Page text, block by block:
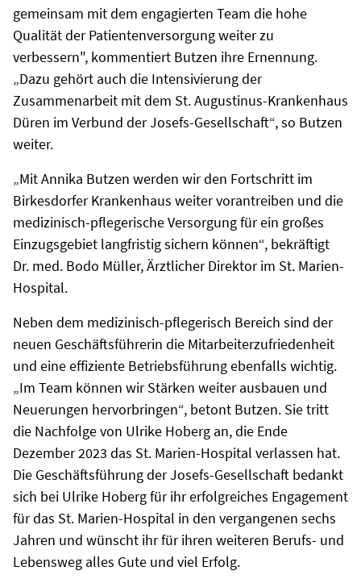
gemeinsam mit dem engagierten Team die hohe
Qualität der Patientenversorgung weiter zu
verbessern", kommentiert Butzen ihre Ernennung.
„Dazu gehört auch die Intensivierung der
Zusammenarbeit mit dem St. Augustinus-Krankenhaus
Düren im Verbund der Josefs-Gesellschaft“, so Butzen
weiter.
„Mit Annika Butzen werden wir den Fortschritt im
Birkesdorfer Krankenhaus weiter vorantreiben und die
medizinisch-pflegerische Versorgung für ein großes
Einzugsgebiet langfristig sichern können“, bekräftigt
Dr. med. Bodo Müller, Ärztlicher Direktor im St. Marien-
Hospital.
Neben dem medizinisch-pflegerisch Bereich sind der
neuen Geschäftsführerin die Mitarbeiterzufriedenheit
und eine effiziente Betriebsführung ebenfalls wichtig.
„Im Team können wir Stärken weiter ausbauen und
Neuerungen hervorbringen“, betont Butzen. Sie tritt
die Nachfolge von Ulrike Hoberg an, die Ende
Dezember 2023 das St. Marien-Hospital verlassen hat.
Die Geschäftsführung der Josefs-Gesellschaft bedankt
sich bei Ulrike Hoberg für ihr erfolgreiches Engagement
für das St. Marien-Hospital in den vergangenen sechs
Jahren und wünscht ihr für ihren weiteren Berufs- und
Lebensweg alles Gute und viel Erfolg.